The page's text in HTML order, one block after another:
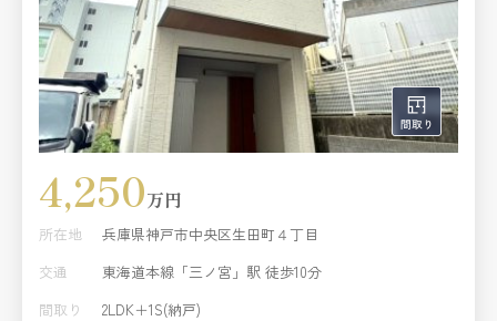
4,250万円
所在地
兵庫県神戸市中央区生田町４丁目
交通
東海道本線「三ノ宮」駅 徒歩10分
間取り
2LDK＋1S(納戸)